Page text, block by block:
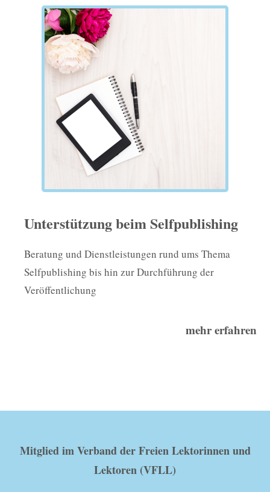
Unterstützung beim Selfpublishing
Beratung und Dienstleistungen rund ums Thema
Selfpublishing bis hin zur Durchführung der
Veröffentlichung
mehr erfahren
Mitglied im Verband der Freien Lektorinnen und
Lektoren (VFLL)